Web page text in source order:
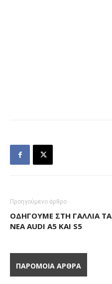
Προηγούμενο άρθρο
ΟΔΗΓΟΎΜΕ ΣΤΗ ΓΑΛΛΊΑ ΤΑ
ΝΈΑ AUDI A5 ΚΑΙ S5
ΠΑΡΟΜΟΙΑ ΑΡΘΡΑ